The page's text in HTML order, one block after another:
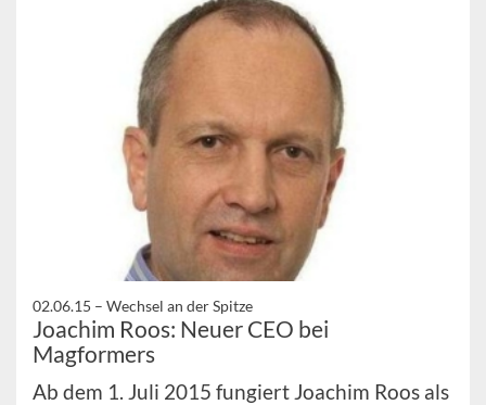
02.06.15 – Wechsel an der Spitze
Joachim Roos: Neuer CEO bei
Magformers
Ab dem 1. Juli 2015 fungiert Joachim Roos als